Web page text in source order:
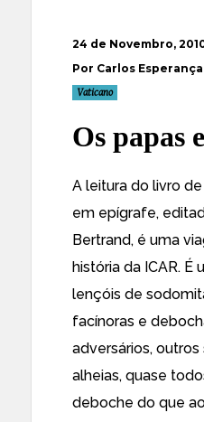
24 de Novembro,
Por Carlos Esperança
Vaticano
Os papas
A leitura do livro
em epígrafe,
Bertrand, é uma
história da ICAR. É
lençóis de
facínoras e
adversários,
alheias, quase
deboche do que